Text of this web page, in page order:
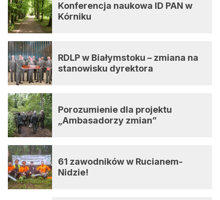
Konferencja naukowa ID PAN w
Kórniku
RDLP w Białymstoku – zmiana na
stanowisku dyrektora
Porozumienie dla projektu
„Ambasadorzy zmian”
61 zawodników w Rucianem-
Nidzie!